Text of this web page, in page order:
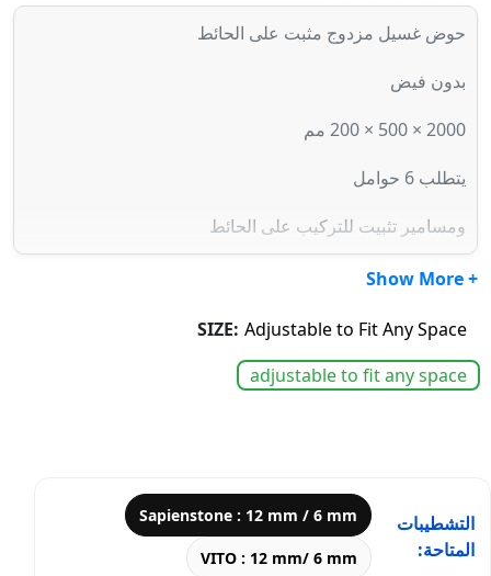
حوض غسيل مزدوج مثبت على الحائط
بدون فيض
2000 × 500 × 200 مم
يتطلب 6 حوامل
ومسامير تثبيت للتركيب على الحائط
+ Show More
SIZE: Adjustable to Fit Any Space
adjustable to fit any space
التشطيبات
المتاحة:
Sapienstone : 12 mm / 6 mm
VITO : 12 mm/ 6 mm